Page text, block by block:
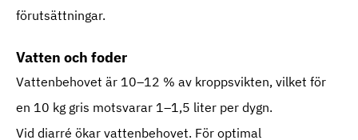
förutsättningar.
Vatten och foder
Vattenbehovet är 10–12 % av kroppsvikten, vilket för
en 10 kg gris motsvarar 1–1,5 liter per dygn.
Vid diarré ökar vattenbehovet. För optimal